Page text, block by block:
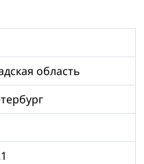
область